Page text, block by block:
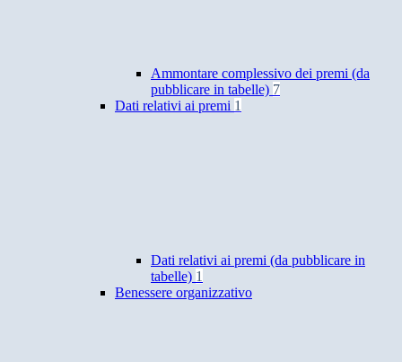
Ammontare complessivo dei premi (da
pubblicare in tabelle) 7
Dati relativi ai premi 1
Dati relativi ai premi (da pubblicare in
tabelle) 1
Benessere organizzativo